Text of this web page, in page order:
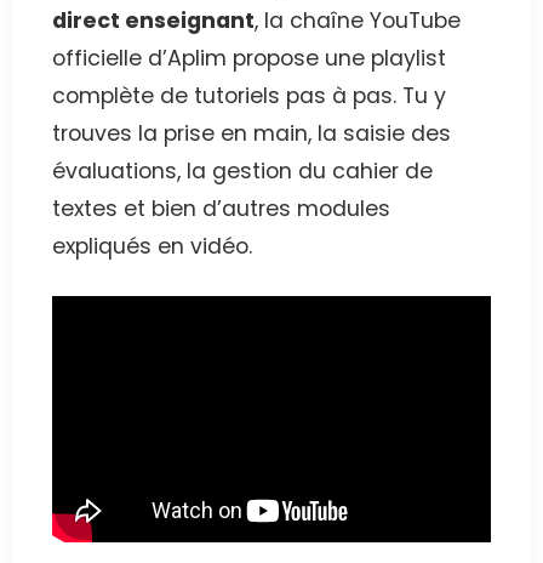
direct enseignant, la chaîne YouTube
officielle d’Aplim propose une playlist
complète de tutoriels pas à pas. Tu y
trouves la prise en main, la saisie des
évaluations, la gestion du cahier de
textes et bien d’autres modules
expliqués en vidéo.